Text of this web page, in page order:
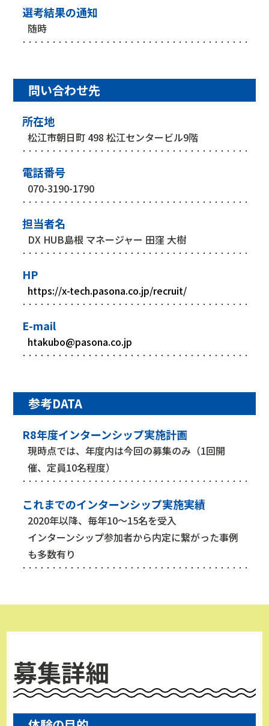
選考結果の通知
随時
問い合わせ先
所在地
松江市朝日町 498 松江センタービル9階
電話番号
070-3190-1790
担当者名
DX HUB島根 マネージャー 田窪 大樹
HP
https://x-tech.pasona.co.jp/recruit/
E-mail
htakubo@pasona.co.jp
参考DATA
R8年度インターンシップ実施計画
現時点では、年度内は今回の募集のみ（1回開
催、定員10名程度）
これまでのインターンシップ実施実績
2020年以降、毎年10～15名を受入
インターンシップ参加者から内定に繋がった事例
も多数有り
募集詳細